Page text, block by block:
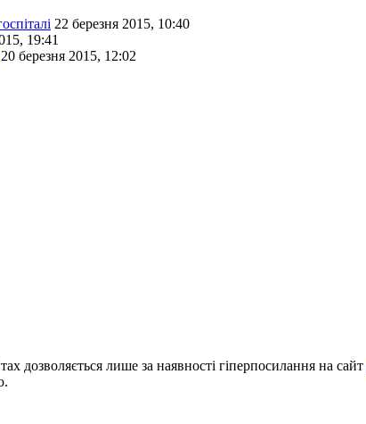
22 березня 2015, 10:40
19:41
20 березня 2015, 12:02
дозволяється лише за наявності гіперпосилання на сайт